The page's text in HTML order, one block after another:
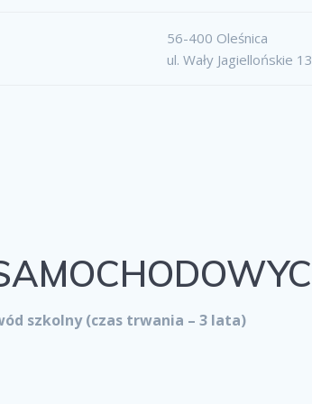
56-400 Oleśnica
ul. Wały Jagiellońskie
szkolny (czas trwania – 3 lata)